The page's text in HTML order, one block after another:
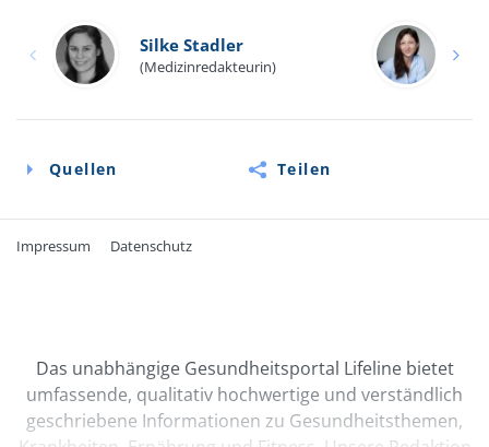
Silke Stadler
(Medizinredakteurin)
Quellen Teilen
Impressum Datenschutz
Frauenärzte e.V.: Kondom:www.frauenaerzte-im-
netz.de/familienplanung-verhuetung/kondom/(Abruf:
11/2022)
Das unabhängige Gesundheitsportal Lifeline bietet
umfassende, qualitativ hochwertige und verständlich
geschriebene Informationen zu Gesundheitsthemen,